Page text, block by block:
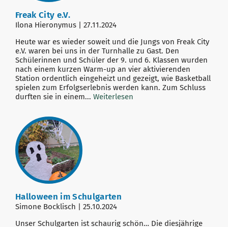
Freak City e.V.
Ilona Hieronymus | 27.11.2024
Heute war es wieder soweit und die Jungs von Freak City
e.V. waren bei uns in der Turnhalle zu Gast. Den
Schülerinnen und Schüler der 9. und 6. Klassen wurden
nach einem kurzen Warm-up an vier aktivierenden
Station ordentlich eingeheizt und gezeigt, wie Basketball
spielen zum Erfolgserlebnis werden kann. Zum Schluss
durften sie in einem... Weiterlesen
Halloween im Schulgarten
Simone Bocklisch | 25.10.2024
Unser Schulgarten ist schaurig schön… Die diesjährige